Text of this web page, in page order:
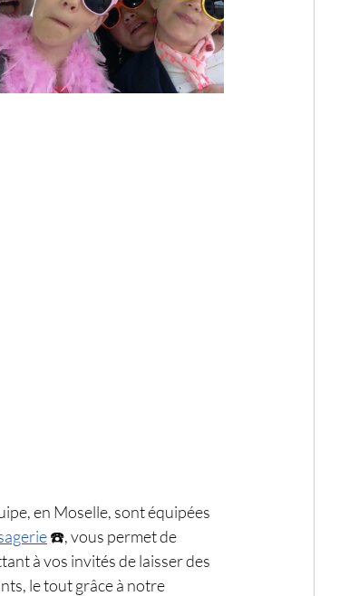
en Moselle, sont équipées
☎️​, vous permet de
à vos invités de laisser des
le tout grâce à notre